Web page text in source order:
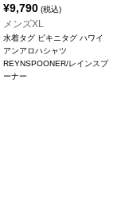
¥9,790 (税込)
メンズXL
水着タグ ビキニタグ ハワイ
アンアロハシャツ
REYNSPOONER/レインスプ
ーナー